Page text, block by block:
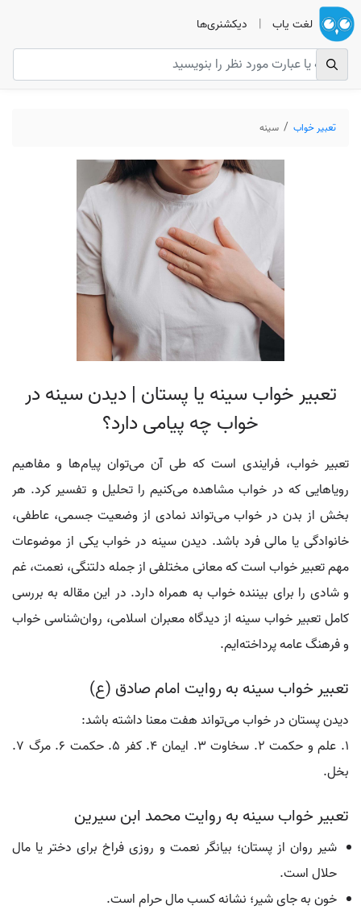
لغت یاب | دیکشنری‌ها
تعبیر خواب سینه
تعبیر خواب سینه یا پستان | دیدن سینه در
خواب چه پیامی دارد؟
تعبیر خواب، فرایندی است که طی آن می‌توان پیام‌ها و مفاهیم
رویاهایی که در خواب مشاهده می‌کنیم را تحلیل و تفسیر کرد. هر
بخش از بدن در خواب می‌تواند نمادی از وضعیت جسمی، عاطفی،
خانوادگی یا مالی فرد باشد. دیدن سینه در خواب یکی از موضوعات
مهم تعبیر خواب است که معانی مختلفی از جمله دلتنگی، نعمت، غم
و شادی را برای بیننده خواب به همراه دارد. در این مقاله به بررسی
کامل تعبیر خواب سینه از دیدگاه معبران اسلامی، روان‌شناسی خواب
و فرهنگ عامه پرداخته‌ایم.
تعبیر خواب سینه به روایت امام صادق (ع)
دیدن پستان در خواب می‌تواند هفت معنا داشته باشد:
1. علم و حکمت 2. سخاوت 3. ایمان 4. کفر 5. حکمت 6. مرگ 7.
بخل.
تعبیر خواب سینه به روایت محمد ابن سیرین
شیر روان از پستان؛ بیانگر نعمت و روزی فراخ برای دختر یا مال
حلال است.
خون به جای شیر؛ نشانه کسب مال حرام است.